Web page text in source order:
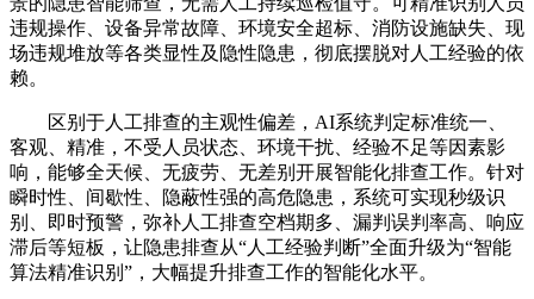
违规操作、设备异常故障、环境安全超标、消防设施缺失、现
场违规堆放等各类显性及隐性隐患，彻底摆脱对人工经验的依
赖。
区别于人工排查的主观性偏差，AI系统判定标准统一、
客观、精准，不受人员状态、环境干扰、经验不足等因素影
响，能够全天候、无疲劳、无差别开展智能化排查工作。针对
瞬时性、间歇性、隐蔽性强的高危隐患，系统可实现秒级识
别、即时预警，弥补人工排查空档期多、漏判误判率高、响应
滞后等短板，让隐患排查从“人工经验判断”全面升级为“智能
算法精准识别”，大幅提升排查工作的智能化水平。